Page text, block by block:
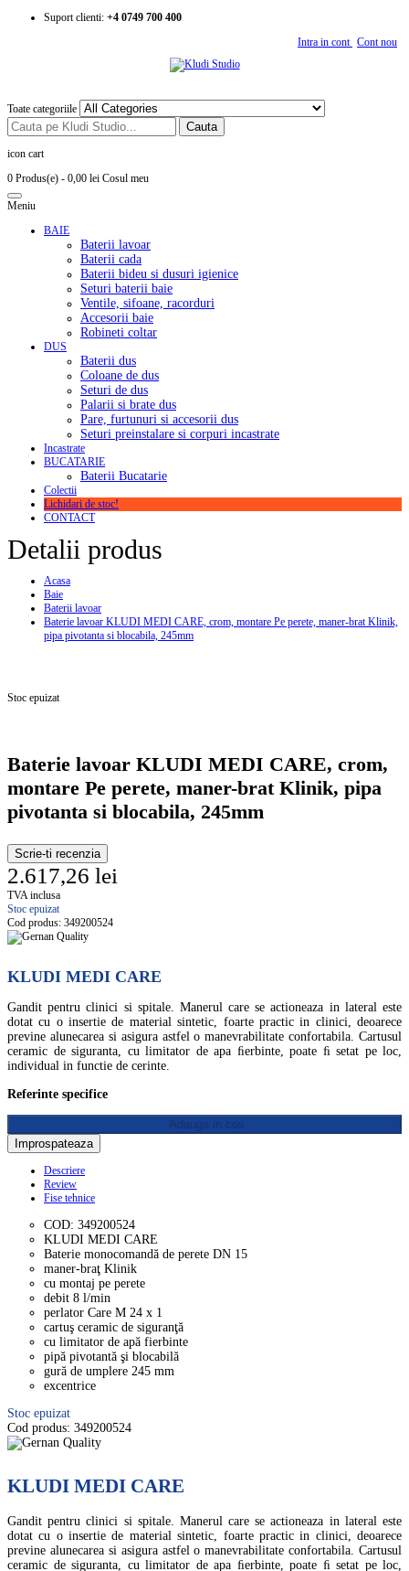
Suport clienti: +4 0749 700 400
Intra in cont Cont nou
Toate categoriile
Cauta
icon cart
0 Produs(e) - 0,00 lei Cosul meu
Meniu
BAIE
Baterii lavoar
Baterii cada
Baterii bideu si dusuri igienice
Seturi baterii baie
Ventile, sifoane, racorduri
Accesorii baie
Robineti coltar
DUS
Baterii dus
Coloane de dus
Seturi de dus
Palarii si brate dus
Pare, furtunuri si accesorii dus
Seturi preinstalare si corpuri incastrate
Incastrate
BUCATARIE
Baterii Bucatarie
Colectii
Lichidari de stoc!
CONTACT
Detalii produs
Acasa
Baie
Baterii lavoar
Baterie lavoar KLUDI MEDI CARE, crom, montare Pe perete, maner-brat Klinik,
pipa pivotanta si blocabila, 245mm
Stoc epuizat
Baterie lavoar KLUDI MEDI CARE, crom,
montare Pe perete, maner-brat Klinik, pipa
pivotanta si blocabila, 245mm
Scrie-ti recenzia
2.617,26 lei
TVA inclusa
Stoc epuizat
Cod produs: 349200524
KLUDI MEDI CARE
Gandit pentru clinici si spitale. Manerul care se actioneaza in lateral este
dotat cu o insertie de material sintetic, foarte practic in clinici, deoarece
previne alunecarea si asigura astfel o manevrabilitate confortabila. Cartusul
ceramic de siguranta, cu limitator de apa ﬁerbinte, poate ﬁ setat pe loc,
individual in functie de cerinte.
Referinte specifice
Adauga in cos
Descriere
Review
Fise tehnice
COD: 349200524
KLUDI MEDI CARE
Baterie monocomandă de perete DN 15
maner-braţ Klinik
cu montaj pe perete
debit 8 l/min
perlator Care M 24 x 1
cartuş ceramic de siguranţă
cu limitator de apă fierbinte
pipă pivotantă şi blocabilă
gură de umplere 245 mm
excentrice
Stoc epuizat
Cod produs: 349200524
KLUDI MEDI CARE
Gandit pentru clinici si spitale. Manerul care se actioneaza in lateral este
dotat cu o insertie de material sintetic, foarte practic in clinici, deoarece
previne alunecarea si asigura astfel o manevrabilitate confortabila. Cartusul
ceramic de siguranta, cu limitator de apa ﬁerbinte, poate ﬁ setat pe loc,